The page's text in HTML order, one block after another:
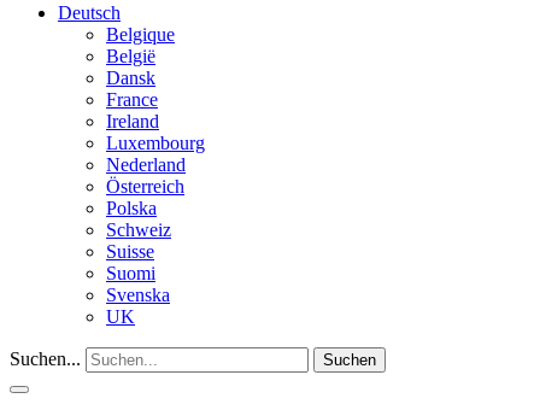
Deutsch
Belgique
België
Dansk
France
Ireland
Luxembourg
Nederland
Österreich
Polska
Schweiz
Suisse
Suomi
Svenska
UK
Suchen... Suchen